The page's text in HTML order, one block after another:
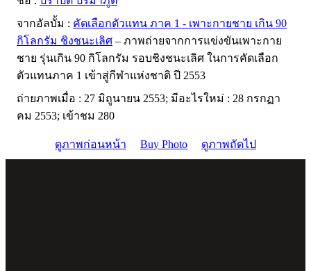
จากอัลบั้ม : คัดเลือกตัวแทน ภาค 1 - เพาะกายชาย เกิน 90
กิโลกรัม ชิงชนะเลิศ – ภาพถ่ายจากการแข่งขันเพาะกาย
ชาย รุ่นเกิน 90 กิโลกรัม รอบชิงชนะเลิศ ในการคัดเลือก
ตัวแทนภาค 1 เข้าสู่กีฬาแห่งชาติ ปี 2553
ถ่ายภาพเมื่อ : 27 มิถูนายน 2553; มีอะไรใหม่ : 28 กรกฏา
คม 2553; เข้าชม 280
ดูภาพก่อนหน้า Buy Photo ดูภาพถัดไป